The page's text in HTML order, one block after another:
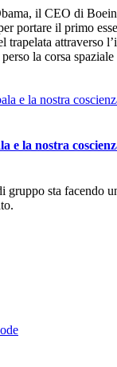
il CEO di
portare il primo
trapelata attraverso
la corsa
e la nostra
gruppo sta facendo